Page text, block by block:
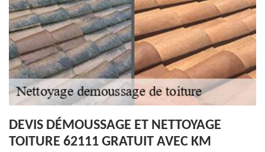
DEVIS DÉMOUSSAGE ET NETTOYAGE
TOITURE 62111 GRATUIT AVEC KM